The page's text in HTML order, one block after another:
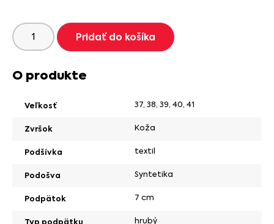
Pridať do košíka
O produkte
Veľkosť 37, 38, 39, 40, 41
Zvršok Koža
Podšívka textil
Podošva Syntetika
Podpätok 7 cm
hrubý